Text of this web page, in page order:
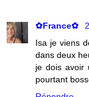
✿France✿
Isa je viens
dans deux
je dois avoir
pourtant